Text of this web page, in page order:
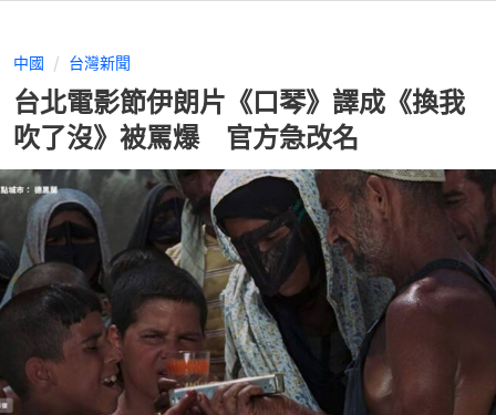
中國 台灣新聞
台北電影節伊朗片《口琴》譯成《換我
吹了沒》被罵爆 官方急改名